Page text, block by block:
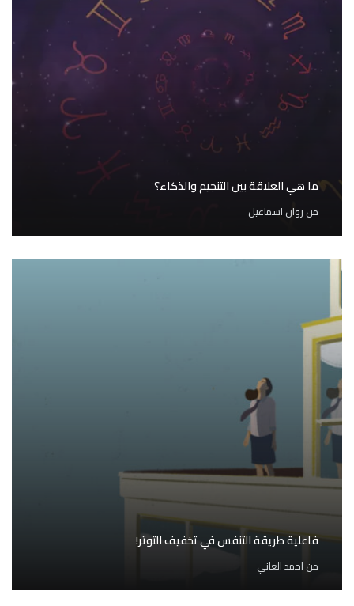
ما هي العلاقة بين التنجيم والذكاء؟
من روان اسماعيل
فاعلية طريقة التنفس في تخفيف التوتر!
من احمد العاني